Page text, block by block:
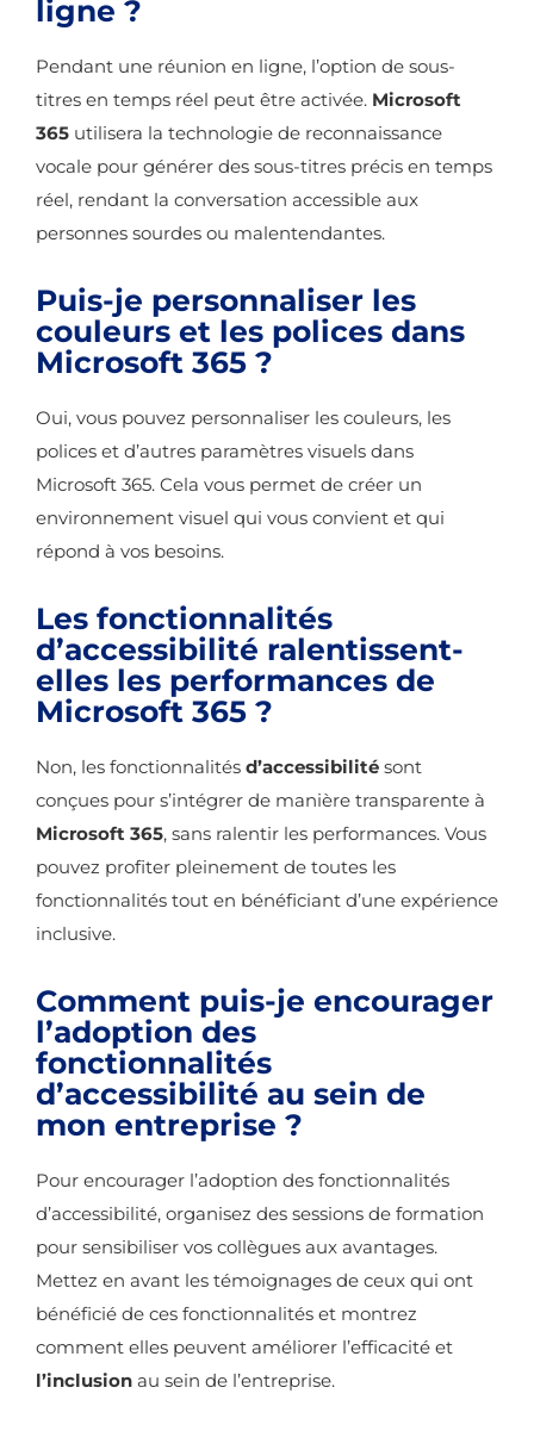
ligne ?
Pendant une réunion en ligne, l’option de sous-
titres en temps réel peut être activée. Microsoft
365 utilisera la technologie de reconnaissance
vocale pour générer des sous-titres précis en temps
réel, rendant la conversation accessible aux
personnes sourdes ou malentendantes.
Puis-je personnaliser les
couleurs et les polices dans
Microsoft 365 ?
Oui, vous pouvez personnaliser les couleurs, les
polices et d’autres paramètres visuels dans
Microsoft 365. Cela vous permet de créer un
environnement visuel qui vous convient et qui
répond à vos besoins.
Les fonctionnalités
d’accessibilité ralentissent-
elles les performances de
Microsoft 365 ?
Non, les fonctionnalités d’accessibilité sont
conçues pour s’intégrer de manière transparente à
Microsoft 365, sans ralentir les performances. Vous
pouvez profiter pleinement de toutes les
fonctionnalités tout en bénéficiant d’une expérience
inclusive.
Comment puis-je encourager
l’adoption des
fonctionnalités
d’accessibilité au sein de
mon entreprise ?
Pour encourager l’adoption des fonctionnalités
d’accessibilité, organisez des sessions de formation
pour sensibiliser vos collègues aux avantages.
Mettez en avant les témoignages de ceux qui ont
bénéficié de ces fonctionnalités et montrez
comment elles peuvent améliorer l’efficacité et
l’inclusion au sein de l’entreprise.